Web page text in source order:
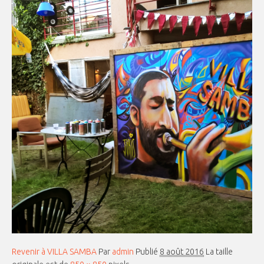
Revenir à VILLA SAMBA Par admin Publié 8 août 2016 La taille